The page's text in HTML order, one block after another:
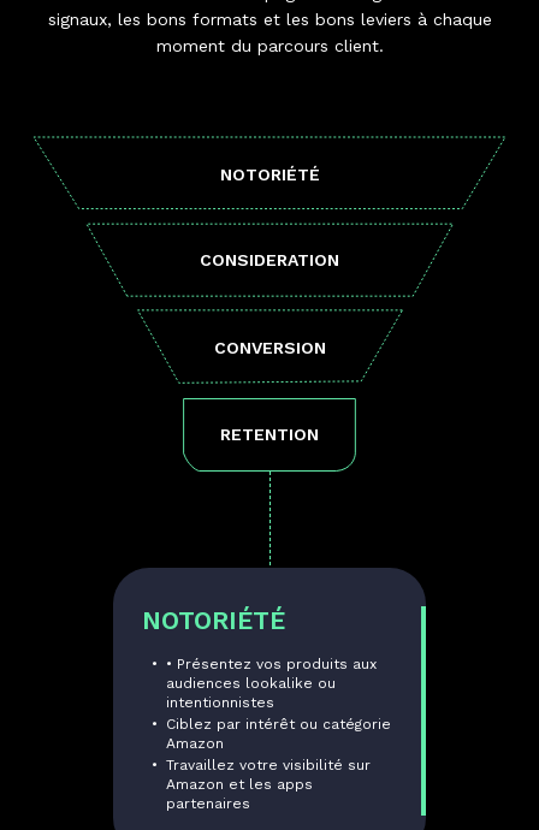
signaux, les bons formats et les bons leviers à chaque
moment du parcours client.
NOTORIÉTÉ
CONSIDERATION
CONVERSION
RETENTION
NOTORIÉTÉ
• Présentez vos produits aux
audiences lookalike ou
intentionnistes
Ciblez par intérêt ou catégorie
Amazon
Travaillez votre visibilité sur
Amazon et les apps
partenaires